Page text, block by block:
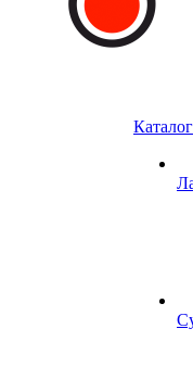
Каталог